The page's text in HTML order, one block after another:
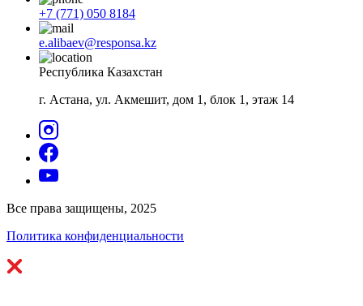
+7 (771) 050 8184
e.alibaev@responsa.kz
Республика Казахстан
г. Астана, ул. Акмешит, дом 1, блок 1, этаж 14
Все права защищены, 2025
Политика конфиденциальности